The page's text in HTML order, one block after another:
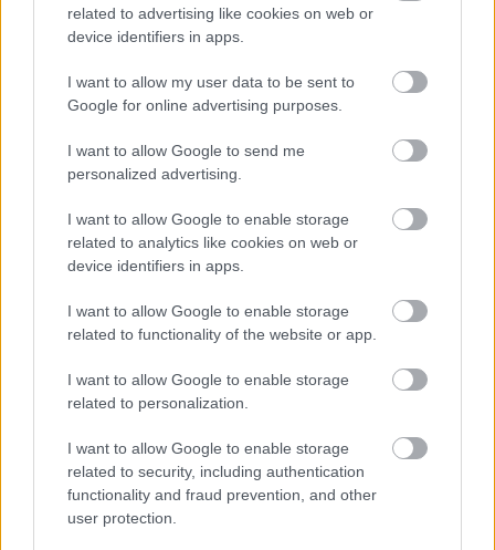
related to advertising like cookies on web or
device identifiers in apps.
I want to allow my user data to be sent to
Google for online advertising purposes.
I want to allow Google to send me
personalized advertising.
I want to allow Google to enable storage
related to analytics like cookies on web or
device identifiers in apps.
I want to allow Google to enable storage
related to functionality of the website or app.
I want to allow Google to enable storage
related to personalization.
I want to allow Google to enable storage
related to security, including authentication
functionality and fraud prevention, and other
user protection.
AZ EMBERSÉG ÜNNEPE
VECSEI H. MIKLÓS A ZSÁMBÉKI NYÁRI
SZÍNHÁZRÓL
MUCSI ZOLTÁN VISSZATÉR – EGY ÉLETEM
STAND UP EST